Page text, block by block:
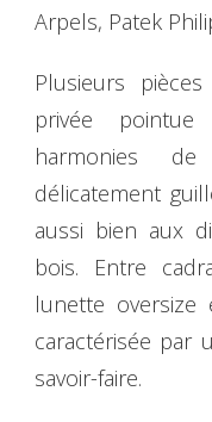
Arpels, Patek
Plusieurs
privée
harmonies
délicatement
aussi bien aux
bois. Entre
lunette oversize
caractérisée par
savoir-faire.